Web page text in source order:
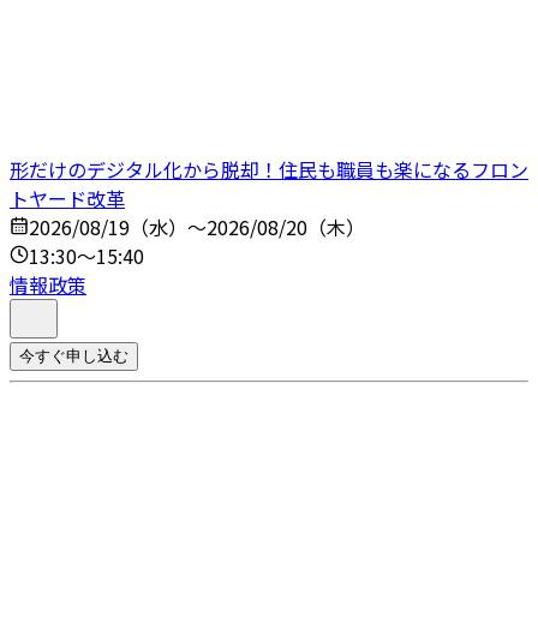
形だけのデジタル化から脱却！住民も職員も楽になるフロン
トヤード改革
2026/08/19（水）～2026/08/20（木）
13:30～15:40
情報政策
今すぐ申し込む